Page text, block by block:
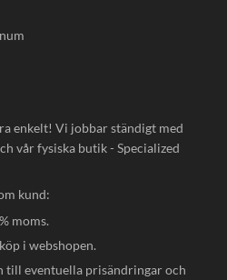
enkelt! Vi jobbar ständigt med
vår fysiska butik - Specialized
kund:
moms.
i webshopen.
till eventuella prisändringar och